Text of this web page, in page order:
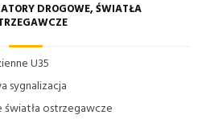
DROGOWE, ŚWIATŁA
U35
sygnalizacja
ostrzegawcze